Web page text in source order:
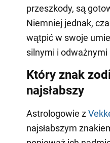
przeszkody, są
Niemniej jednak,
wątpić w swoje
silnymi i odważnymi
Który znak
najsłabszy
Astrologowie z
najsłabszym